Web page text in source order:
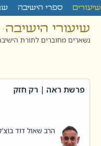
שיעורים ספרי הישיבה
שיעורי הישיבה
נשארים מחוברים לתורת
פרשת ראה | רק חזק
הרב שאול דוד